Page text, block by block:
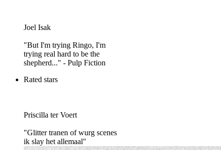
Joel Isak
"But I'm trying Ringo, I'm
trying real hard to be the
shepherd..." - Pulp Fiction
Rated stars
Priscilla ter Voert
"Glitter tranen of wurg scenes
ik slay het allemaal"